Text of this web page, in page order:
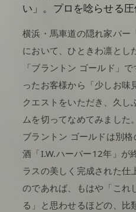
い」。プロを唸らせる
横浜・馬車道の隠れ家バ
において、ひときわ凛とし
「ブラントン ゴールド」
ったお客様から「少しお味
クエストをいただき、久し
ムを切ってなめてみました
ブラントン ゴールドは別
酒「I.W.ハーパー12年」が
ラスの美しく完成された仕
のであれば、もはや「これ
る」と思わせるほどの、比